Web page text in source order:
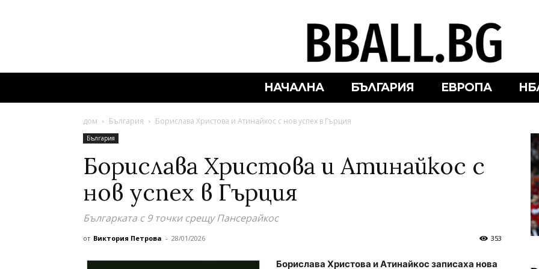
НАЧАЛНА БЪЛГАРИЯ ЕВРОПА
дом България Борислава Христова и Атинайкос с нов успех в Гърция
България
Борислава Христова и Атинайкос с
нов успех в Гърция
Българката с 9 точки срещу Пансерайкос
от Виктория Петрова - 28/01/2026 353
Борислава Христова и Атинайкос записаха нова